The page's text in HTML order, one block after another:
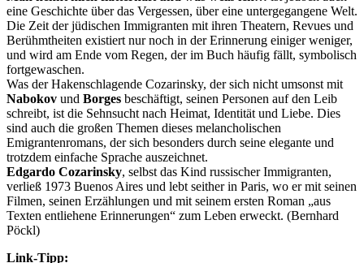
eine Geschichte über das Vergessen, über eine untergegangene Welt.
Die Zeit der jüdischen Immigranten mit ihren Theatern, Revues und
Berühmtheiten existiert nur noch in der Erinnerung einiger weniger,
und wird am Ende vom Regen, der im Buch häufig fällt, symbolisch
fortgewaschen.
Was der Hakenschlagende Cozarinsky, der sich nicht umsonst mit
Nabokov und Borges beschäftigt, seinen Personen auf den Leib
schreibt, ist die Sehnsucht nach Heimat, Identität und Liebe. Dies
sind auch die großen Themen dieses melancholischen
Emigrantenromans, der sich besonders durch seine elegante und
trotzdem einfache Sprache auszeichnet.
Edgardo Cozarinsky, selbst das Kind russischer Immigranten,
verließ 1973 Buenos Aires und lebt seither in Paris, wo er mit seinen
Filmen, seinen Erzählungen und mit seinem ersten Roman „aus
Texten entliehene Erinnerungen“ zum Leben erweckt. (Bernhard
Pöckl)
Link-Tipp: